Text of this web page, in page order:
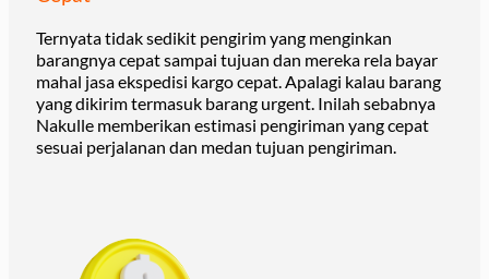
Ternyata tidak sedikit pengirim yang menginkan
barangnya cepat sampai tujuan dan mereka rela bayar
mahal jasa ekspedisi kargo cepat. Apalagi kalau barang
yang dikirim termasuk barang urgent. Inilah sebabnya
Nakulle memberikan estimasi pengiriman yang cepat
sesuai perjalanan dan medan tujuan pengiriman.